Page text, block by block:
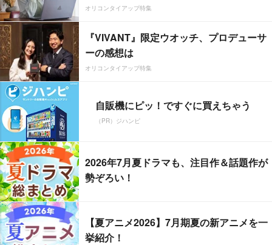
オリコンタイアップ特集
『VIVANT』限定ウオッチ、プロデューサ
ーの感想は
オリコンタイアップ特集
自販機にピッ！ですぐに買えちゃう
（PR）ジハンピ
2026年7月夏ドラマも、注目作＆話題作が
勢ぞろい！
【夏アニメ2026】7月期夏の新アニメを一
挙紹介！